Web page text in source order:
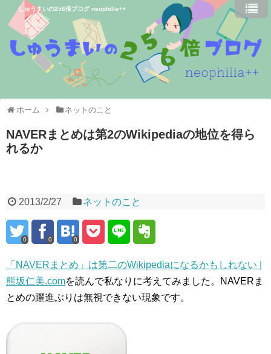
しゅうまいの256倍ブログ neophilia++
ホーム ネットのこと
NAVERまとめは第2のWikipediaの地位を得ら
れるか
2013/2/27 ネットのこと
0 0 0
「NAVERまとめ」は第二のWikipediaになるかもしれない |
熊坂仁美.comを読んで私なりに考えてみました。NAVERま
とめの躍進ぶりは無視できない現象です。